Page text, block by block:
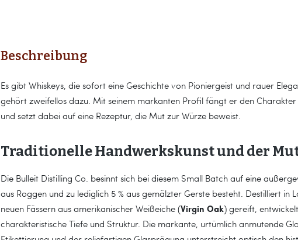
Beschreibung
Es gibt Whiskeys, die sofort eine Geschichte von Pioniergeist und rauer
gehört zweifellos dazu. Mit seinem markanten Profil fängt er den Charakter
und setzt dabei auf eine Rezeptur, die Mut zur Würze beweist.
Traditionelle Handwerkskunst und der
Die Bulleit Distilling Co. besinnt sich bei diesem Small Batch auf eine
aus Roggen und zu lediglich 5 % aus gemälzter Gerste besteht. Destilliert in
neuen Fässern aus amerikanischer Weißeiche (Virgin Oak) gereift,
charakteristische Tiefe und Struktur. Die markante, urtümlich anmutende